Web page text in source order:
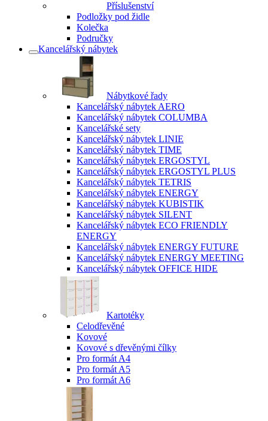
Příslušenství
Podložky pod židle
Kolečka
Područky
Kancelářský nábytek
Nábytkové řady
Kancelářský nábytek AERO
Kancelářský nábytek COLUMBA
Kancelářské sety
Kancelářský nábytek LINIE
Kancelářský nábytek TIME
Kancelářský nábytek ERGOSTYL
Kancelářský nábytek ERGOSTYL PLUS
Kancelářský nábytek TETRIS
Kancelářský nábytek ENERGY
Kancelářský nábytek KUBISTIK
Kancelářský nábytek SILENT
Kancelářský nábytek ECO FRIENDLY
ENERGY
Kancelářský nábytek ENERGY FUTURE
Kancelářský nábytek ENERGY MEETING
Kancelářský nábytek OFFICE HIDE
Kartotéky
Celodřevěné
Kovové
Kovové s dřevěnými čílky
Pro formát A4
Pro formát A5
Pro formát A6